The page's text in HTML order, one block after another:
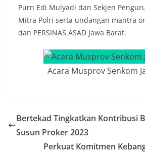
Purn Edi Mulyadi dan Sekjen
Mitra Polri serta undangan mantra
dan PERSINAS ASAD Jawa Barat.
Acara Musprov Senkom
Bertekad Tingkatkan Kontribusi
Susun Proker 2023
Perkuat Komitmen